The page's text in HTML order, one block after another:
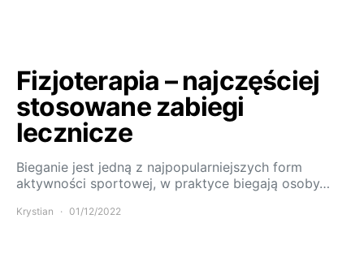
Fizjoterapia – najczęściej
stosowane zabiegi
lecznicze
Bieganie jest jedną z najpopularniejszych form
aktywności sportowej, w praktyce biegają osoby…
Krystian 01/12/2022